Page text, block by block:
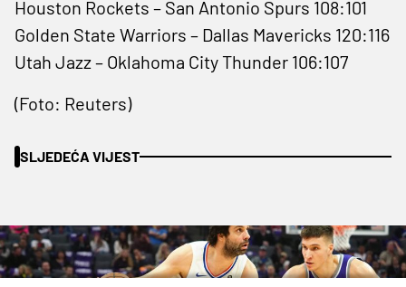
Houston Rockets – San Antonio Spurs 108:101
Golden State Warriors – Dallas Mavericks 120:116
Utah Jazz – Oklahoma City Thunder 106:107
(Foto: Reuters)
SLJEDEĆA VIJEST